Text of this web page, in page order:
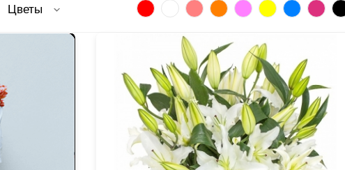
Цветы
Поштучно